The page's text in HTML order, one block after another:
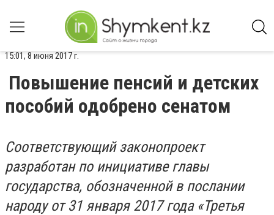
15:01, 8 июня 2017 г.
Повышение пенсий и детских
пособий одобрено сенатом
Соответствующий законопроект
разработан по инициативе главы
государства, обозначенной в послании
народу от 31 января 2017 года «Третья